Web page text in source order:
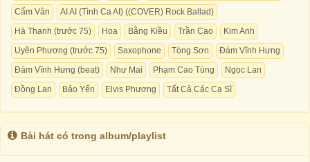
Cẩm Vân
AI AI (Tình Ca AI) ((COVER) Rock Ballad)
Hà Thanh (trước 75)
Hoa Bằng Kiều Trần Cao
Kim Anh
Uyên Phương (trước 75)
Saxophone Tòng Sơn
Đàm Vĩnh Hưng
Đàm Vĩnh Hưng (beat)
Như Mai Phạm Cao Tùng
Ngọc Lan
Đồng Lan
Bảo Yến Elvis Phương Tất Cả Các Ca Sĩ
Bài hát có trong album/playlist